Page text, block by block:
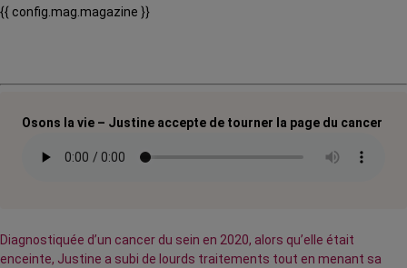
{{ config.mag.magazine }}
Osons la vie – Justine accepte de tourner la page du cancer
Diagnostiquée d’un cancer du sein en 2020, alors qu’elle était
enceinte, Justine a subi de lourds traitements tout en menant sa